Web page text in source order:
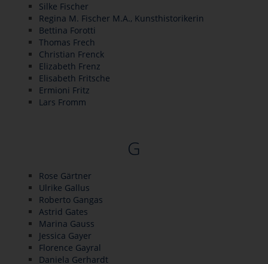
Silke Fischer
Regina M. Fischer M.A., Kunsthistorikerin
Bettina Forotti
Thomas Frech
Christian Frenck
Elizabeth Frenz
Elisabeth Fritsche
Ermioni Fritz
Lars Fromm
G
Rose Gärtner
Ulrike Gallus
Roberto Gangas
Astrid Gates
Marina Gauss
Jessica Gayer
Florence Gayral
Daniela Gerhardt